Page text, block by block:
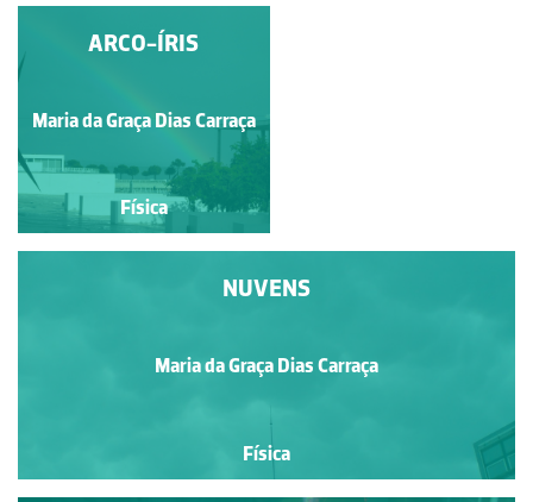
MOVIMENTO
CIRCULAR UNIFORME
José Gonçalves
Física
ARCO-ÍRIS
Maria da Graça Dias Carraça
Física
NUVENS
Maria da Graça Dias Carraça
Física